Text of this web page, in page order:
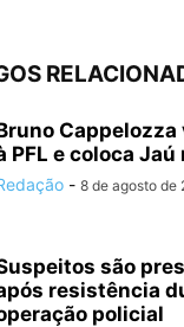
PFL e coloca
- 8 de agosto de
são
resistência
policial